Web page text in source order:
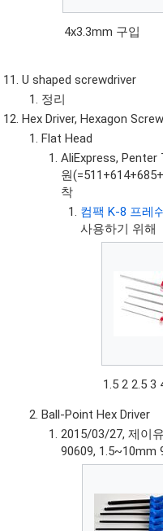
4x3.3mm 구입
U shaped screwdriver
정리
Hex Driver, Hexagon
Flat Head
AliExpress,
원
착
컴팩 K-8 프레
사용하기 위해
1.5 2 2.5 3
Ball-Point Hex Driver
2015/03/27, 제이
90609, 1.5~10mm